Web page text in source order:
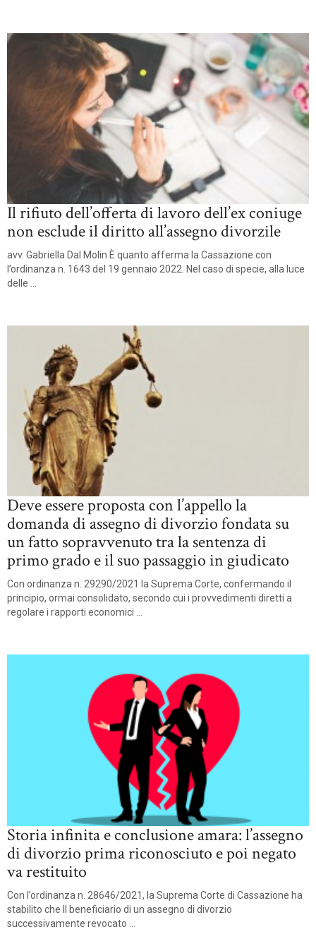
Il rifiuto dell’offerta di lavoro dell’ex coniuge
non esclude il diritto all’assegno divorzile
avv. Gabriella Dal Molin È quanto afferma la Cassazione con
l’ordinanza n. 1643 del 19 gennaio 2022. Nel caso di specie, alla luce
delle ...
Deve essere proposta con l’appello la
domanda di assegno di divorzio fondata su
un fatto sopravvenuto tra la sentenza di
primo grado e il suo passaggio in giudicato
Con ordinanza n. 29290/2021 la Suprema Corte, confermando il
principio, ormai consolidato, secondo cui i provvedimenti diretti a
regolare i rapporti economici ...
Storia infinita e conclusione amara: l’assegno
di divorzio prima riconosciuto e poi negato
va restituito
Con l’ordinanza n. 28646/2021, la Suprema Corte di Cassazione ha
stabilito che Il beneficiario di un assegno di divorzio
successivamente revocato ...